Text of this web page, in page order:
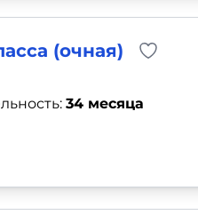
(очная)
34 месяца